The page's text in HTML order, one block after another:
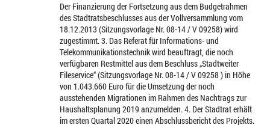
Der Finanzierung der Fortsetzung aus dem Budgetrahmen
des Stadtratsbeschlusses aus der Vollversammlung vom
18.12.2013 (Sitzungsvorlage Nr. 08-14 / V 09258) wird
zugestimmt. 3. Das Referat für Informations- und
Telekommunikationstechnik wird beauftragt, die noch
verfügbaren Restmittel aus dem Beschluss „Stadtweiter
Fileservice“ (Sitzungsvorlage Nr. 08-14 / V 09258 ) in Höhe
von 1.043.660 Euro für die Umsetzung der noch
ausstehenden Migrationen im Rahmen des Nachtrags zur
Haushaltsplanung 2019 anzumelden. 4. Der Stadtrat erhält
im ersten Quartal 2020 einen Abschlussbericht des Projekts.